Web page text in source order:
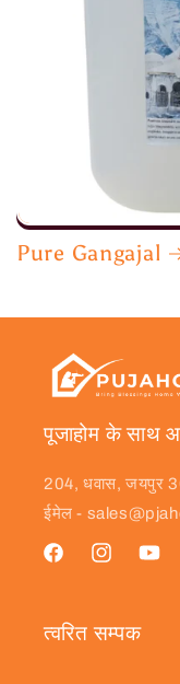
Pure Gangajal
पूजाहोम के साथ
204, धवास, जयपुर
ईमेल -
फेसबुक Instagram
यूट्यूब
त्वरित सम्पक